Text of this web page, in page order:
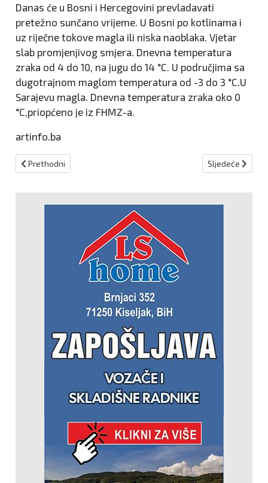
Danas će u Bosni i Hercegovini prevladavati
pretežno sunčano vrijeme. U Bosni po kotlinama i
uz riječne tokove magla ili niska naoblaka. Vjetar
slab promjenjivog smjera. Dnevna temperatura
zraka od 4 do 10, na jugu do 14 °C. U područjima sa
dugotrajnom maglom temperatura od -3 do 3 °C.U
Sarajevu magla. Dnevna temperatura zraka oko 0
°C,priopćeno je iz FHMZ-a.
artinfo.ba
Prethodni članak: Ubojica iz OŠ Prečko nakon ispitivanja predan
Prethodni Sljedeći
Sljedeće